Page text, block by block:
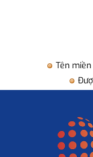
Tên